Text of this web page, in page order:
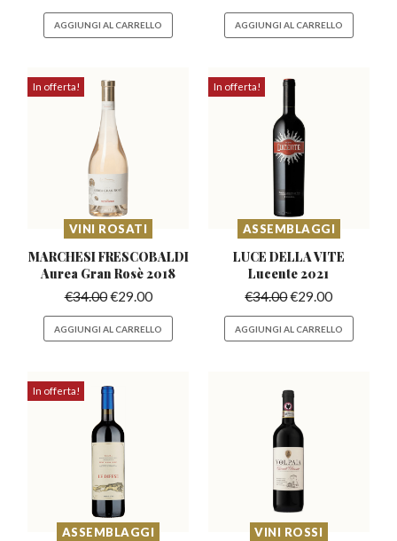
AGGIUNGI AL CARRELLO AGGIUNGI AL CARRELLO
In offerta!
VINI ROSATI
MARCHESI FRESCOBALDI
Aurea Gran Rosè 2018
€34.00€29.00
AGGIUNGI AL CARRELLO
In offerta!
ASSEMBLAGGI
LUCE DELLA VITE
Lucente 2021
€34.00€29.00
AGGIUNGI AL CARRELLO
In offerta!
ASSEMBLAGGI VINI ROSSI